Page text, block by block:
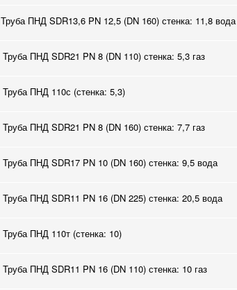
Труба ПНД SDR13,6 PN 12,5 (DN 160) стенка: 11,8 вода
Труба ПНД SDR21 PN 8 (DN 110) стенка: 5,3 газ
Труба ПНД 110с (стенка: 5,3)
Труба ПНД SDR21 PN 8 (DN 160) стенка: 7,7 газ
Труба ПНД SDR17 PN 10 (DN 160) стенка: 9,5 вода
Труба ПНД SDR11 PN 16 (DN 225) стенка: 20,5 вода
Труба ПНД 110т (стенка: 10)
Труба ПНД SDR11 PN 16 (DN 110) стенка: 10 газ